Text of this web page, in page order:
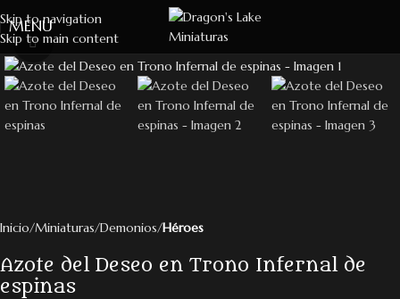
Skip to navigation
Skip to main content
MENU
Click to enlarge
Inicio Miniaturas Demonios Héroes
Azote del Deseo en Trono Infernal de
espinas